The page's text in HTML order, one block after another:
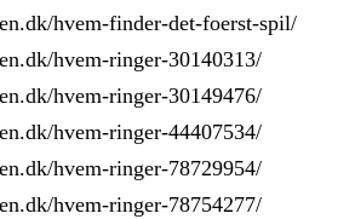
hvem-finder-det-foerst-spil/
hvem-ringer-30140313/
hvem-ringer-30149476/
hvem-ringer-44407534/
hvem-ringer-78729954/
hvem-ringer-78754277/